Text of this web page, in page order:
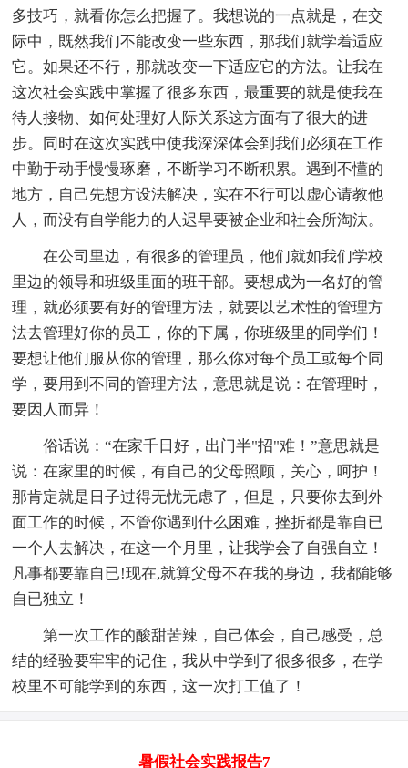
多技巧，就看你怎么把握了。我想说的一点就是，在交
际中，既然我们不能改变一些东西，那我们就学着适应
它。如果还不行，那就改变一下适应它的方法。让我在
这次社会实践中掌握了很多东西，最重要的就是使我在
待人接物、如何处理好人际关系这方面有了很大的进
步。同时在这次实践中使我深深体会到我们必须在工作
中勤于动手慢慢琢磨，不断学习不断积累。遇到不懂的
地方，自己先想方设法解决，实在不行可以虚心请教他
人，而没有自学能力的人迟早要被企业和社会所淘汰。
在公司里边，有很多的管理员，他们就如我们学校
里边的领导和班级里面的班干部。要想成为一名好的管
理，就必须要有好的管理方法，就要以艺术性的管理方
法去管理好你的员工，你的下属，你班级里的同学们！
要想让他们服从你的管理，那么你对每个员工或每个同
学，要用到不同的管理方法，意思就是说：在管理时，
要因人而异！
俗话说：“在家千日好，出门半"招"难！”意思就是
说：在家里的时候，有自己的父母照顾，关心，呵护！
那肯定就是日子过得无忧无虑了，但是，只要你去到外
面工作的时候，不管你遇到什么困难，挫折都是靠自已
一个人去解决，在这一个月里，让我学会了自强自立！
凡事都要靠自已!现在,就算父母不在我的身边，我都能够
自已独立！
第一次工作的酸甜苦辣，自己体会，自己感受，总
结的经验要牢牢的记住，我从中学到了很多很多，在学
校里不可能学到的东西，这一次打工值了！
暑假社会实践报告7